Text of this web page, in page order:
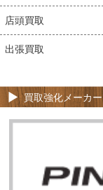
店頭買取
出張買取
買取強化メーカー